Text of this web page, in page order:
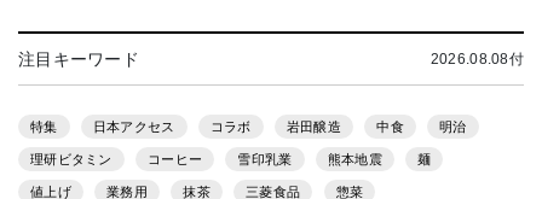
注目キーワード 2026.08.08付
特集 日本アクセス コラボ 岩田醸造 中食 明治
理研ビタミン コーヒー 雪印乳業 熊本地震 麺
値上げ 業務用 抹茶 三菱食品 惣菜